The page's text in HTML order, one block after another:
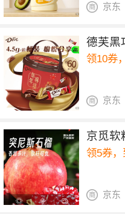
京东
德芙黑
领10券
京东
京觅软
领5券
京东